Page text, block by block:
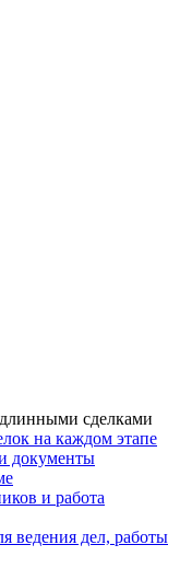
сделками
на каждом этапе
документы
и работа
ведения дел, работы